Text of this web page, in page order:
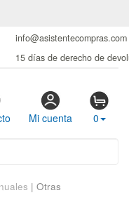
info@asistentecompras.com
15 días de derecho de
Mi cuenta 0
| Otras